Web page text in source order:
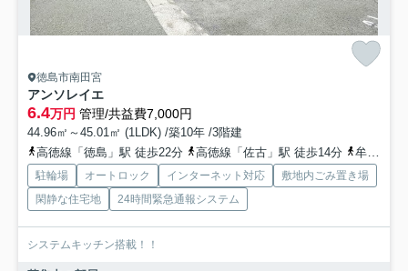
徳島市南田宮
アンソレイエ
6.4万円 管理/共益費7,000円
44.96㎡～45.01㎡ (1LDK) /築10年 /3階建
高徳線「徳島」駅 徒歩22分
高徳線「佐古」駅 徒歩14分 牟岐線「阿波富田」駅 徒歩41分
駐輪場 オートロック インターネット対応
敷地内ごみ置き場
閑静な住宅地
24時間緊急通報システム
システムキッチン搭載！！